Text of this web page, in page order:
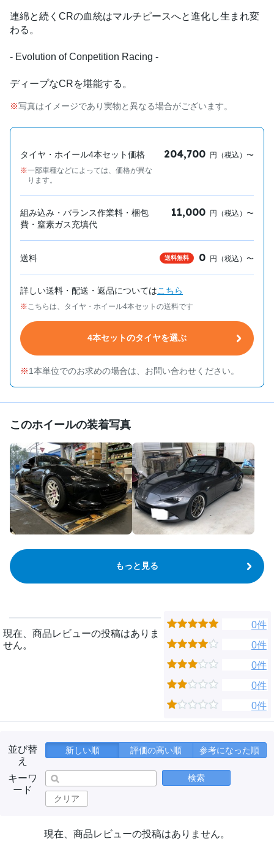
連綿と続くCRの血統はマルチピースへと進化し生まれ変
わる。
- Evolution of Conpetition Racing -
ディープなCRを堪能する。
写真はイメージであり実物と異なる場合がございます。
タイヤ・ホイール4本セット価格
一部車種などによっては、価格が異な
ります。
204,700 円（税込）〜
組み込み・バランス作業料・梱包
費・窒素ガス充填代
11,000 円（税込）〜
送料 送料無料 0 円（税込）〜
詳しい送料・配送・返品についてはこちら
こちらは、タイヤ・ホイール4本セットの送料です
4本セットのタイヤを選ぶ
1本単位でのお求めの場合は、お問い合わせください。
このホイールの装着写真
もっと見る
現在、商品レビューの投稿はありま
せん。
0件
0件
0件
0件
0件
並び替
え
新しい順 評価の高い順 参考になった順
キーワ
ード
検索
クリア
現在、商品レビューの投稿はありません。